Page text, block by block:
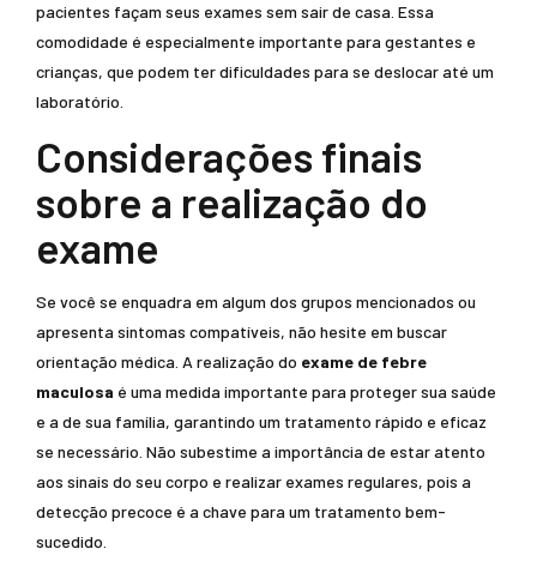
pacientes façam seus exames sem sair de casa. Essa
comodidade é especialmente importante para gestantes e
crianças, que podem ter dificuldades para se deslocar até um
laboratório.
Considerações finais
sobre a realização do
exame
Se você se enquadra em algum dos grupos mencionados ou
apresenta sintomas compatíveis, não hesite em buscar
orientação médica. A realização do exame de febre
maculosa é uma medida importante para proteger sua saúde
e a de sua família, garantindo um tratamento rápido e eficaz
se necessário. Não subestime a importância de estar atento
aos sinais do seu corpo e realizar exames regulares, pois a
detecção precoce é a chave para um tratamento bem-
sucedido.